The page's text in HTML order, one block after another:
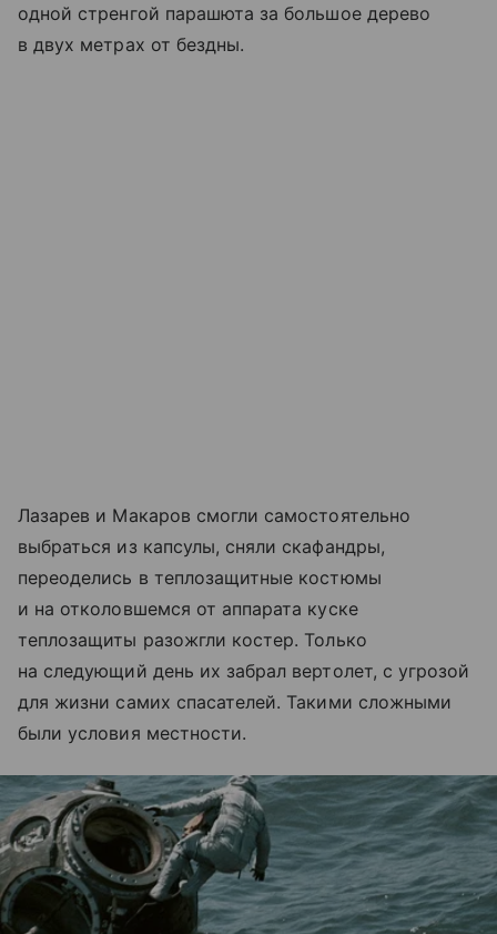
одной стренгой парашюта за большое дерево
в двух метрах от бездны.
Лазарев и Макаров смогли самостоятельно
выбраться из капсулы, сняли скафандры,
переоделись в теплозащитные костюмы
и на отколовшемся от аппарата куске
теплозащиты разожгли костер. Только
на следующий день их забрал вертолет, с угрозой
для жизни самих спасателей. Такими сложными
были условия местности.